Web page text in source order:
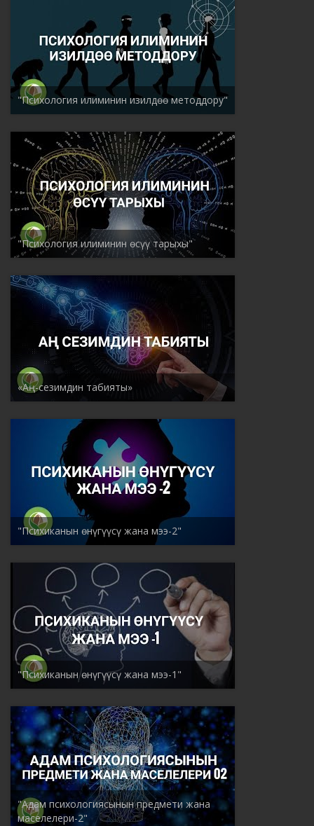
"Психология илиминин изилдөө методдору"
"Психология илиминин өсүү тарыхы"
«Аң-сезимдин табияты»
"Психиканын өнүгүүсү жана мээ-2"
"Психиканын өнүгүүсү жана мээ-1"
"Адам психологиясынын предмети жана
маселелери-2"